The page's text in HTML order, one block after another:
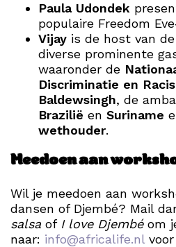
Paula Udondek
populaire Freedom
Vijay is de host van
diverse prominente
waaronder de
Discriminatie en
Baldewsingh, de
Brazilië en Suriname
wethouder.
Meedoen aan
Wil je meedoen aan
dansen of Djembé? Mail
salsa of I love Djembéom
naar: info@africalife.nl